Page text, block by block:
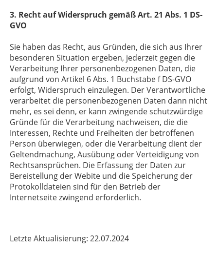
3. Recht auf Widerspruch gemäß Art. 21 Abs. 1 DS-
GVO
Sie haben das Recht, aus Gründen, die sich aus Ihrer
besonderen Situation ergeben, jederzeit gegen die
Verarbeitung Ihrer personenbezogenen Daten, die
aufgrund von Artikel 6 Abs. 1 Buchstabe f DS-GVO
erfolgt, Widerspruch einzulegen. Der Verantwortliche
verarbeitet die personenbezogenen Daten dann nicht
mehr, es sei denn, er kann zwingende schutzwürdige
Gründe für die Verarbeitung nachweisen, die die
Interessen, Rechte und Freiheiten der betroffenen
Person überwiegen, oder die Verarbeitung dient der
Geltendmachung, Ausübung oder Verteidigung von
Rechtsansprüchen. Die Erfassung der Daten zur
Bereistellung der Webite und die Speicherung der
Protokolldateien sind für den Betrieb der
Internetseite zwingend erforderlich.
Letzte Aktualisierung: 22.07.2024